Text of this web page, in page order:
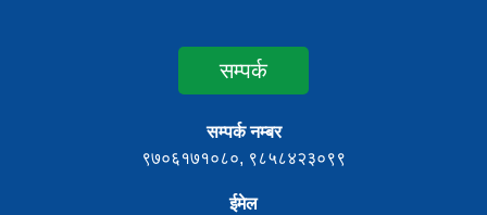
सम्पर्क
सम्पर्क नम्बर
९७०६१७१०८०, ९८५८४२३०९९
ईमेल